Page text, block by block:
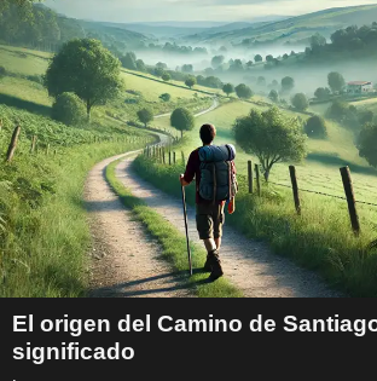
El origen del Camino de
significado